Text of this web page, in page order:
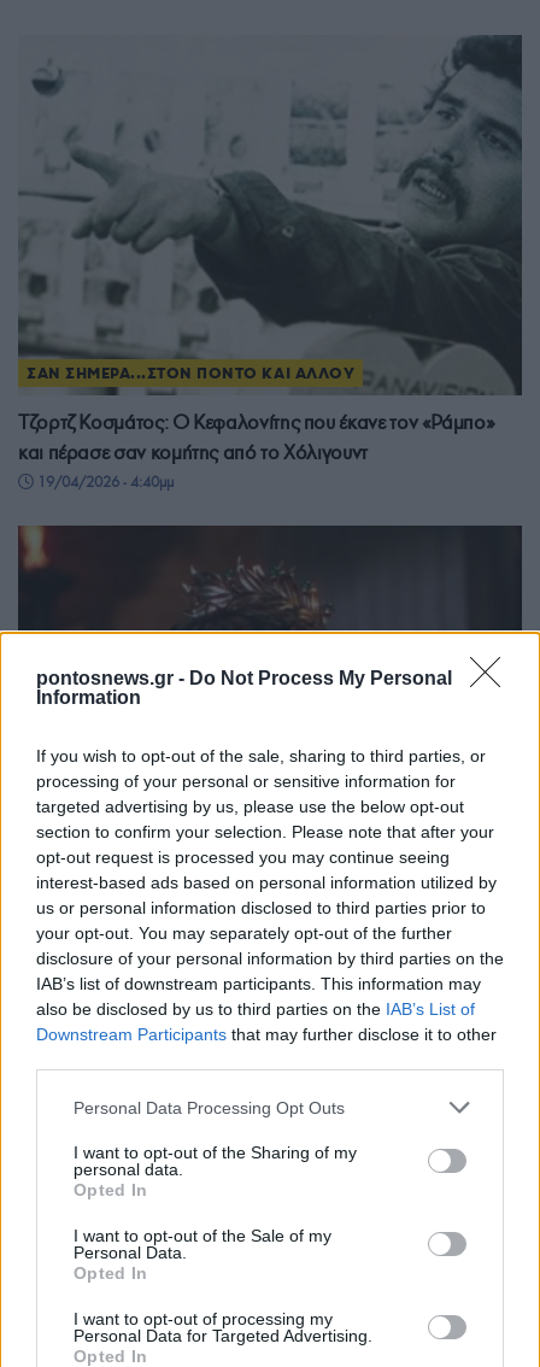
pontosnews.gr - Do Not Process My Personal
Information
If you wish to opt-out of the sale, sharing to third parties, or
processing of your personal or sensitive information for
targeted advertising by us, please use the below opt-out
section to confirm your selection. Please note that after your
opt-out request is processed you may continue seeing
interest-based ads based on personal information utilized by
us or personal information disclosed to third parties prior to
your opt-out. You may separately opt-out of the further
disclosure of your personal information by third parties on the
IAB’s list of downstream participants. This information may
also be disclosed by us to third parties on the IAB’s List of
Downstream Participants that may further disclose it to other
Please note that this website/app uses one or more Google
not limited to your visit or usage behaviour. You may click to
grant or deny consent to Google and its third-party tags to
use your data for below specified purposes in below Google
consent section.
Personal Data Processing Opt Outs
I want to opt-out of the Sharing of my
personal data.
Opted In
I want to opt-out of the Sale of my
Personal Data.
Opted In
I want to opt-out of processing my
Personal Data for Targeted Advertising.
Opted In
ΣΑΝ ΣΗΜΕΡΑ...ΣΤΟΝ ΠΟΝΤΟ ΚΑΙ ΑΛΛΟΥ
Τζορτζ Κοσμάτος: Ο Κεφαλονίτης που έκανε τον «Ράμπο»
και πέρασε σαν κομήτης από το Χόλιγουντ
19/04/2026 - 4:40μμ
ΣΑΝ ΣΗΜΕΡΑ...ΣΤΟΝ ΠΟΝΤΟ ΚΑΙ ΑΛΛΟΥ
Πίτερ Ουστίνοφ: Ο πληθωρικός καλλιτέχνης με τις ρωσικές
ρίζες και την αγάπη για την Ελλάδα
16/04/2026 - 6:25μμ
ΠΟΛΙΤΙΣΜΟΣ